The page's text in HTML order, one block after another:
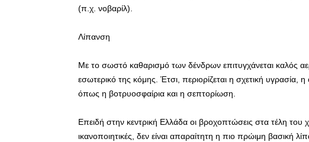
(π.χ. νοβαρίλ).
Λίπανση
Με το σωστό καθαρισμό των δένδρων επιτυγχάνεται καλός
εσωτερικό της κόμης. Έτσι, περιορίζεται η σχετική
όπως η βοτρυοσφαίρια και η σεπτορίωση.
Επειδή στην κεντρική Ελλάδα οι βροχοπτώσεις στα τέλη του
ικανοποιητικές, δεν είναι απαραίτητη η πιο πρώιμη βασική